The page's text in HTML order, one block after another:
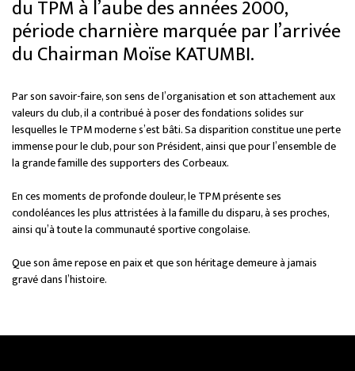
du TPM à l’aube des années 2000,
période charnière marquée par l’arrivée
du Chairman Moïse KATUMBI.
Par son savoir-faire, son sens de l’organisation et son attachement aux
valeurs du club, il a contribué à poser des fondations solides sur
lesquelles le TPM moderne s’est bâti. Sa disparition constitue une perte
immense pour le club, pour son Président, ainsi que pour l’ensemble de
la grande famille des supporters des Corbeaux.
En ces moments de profonde douleur, le TPM présente ses
condoléances les plus attristées à la famille du disparu, à ses proches,
ainsi qu’à toute la communauté sportive congolaise.
Que son âme repose en paix et que son héritage demeure à jamais
gravé dans l’histoire.